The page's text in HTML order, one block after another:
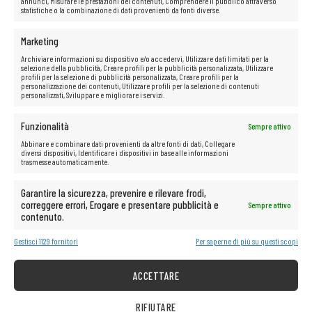
statistiche o la combinazione di dati provenienti da fonti diverse.
Marketing
Archiviare informazioni su dispositivo e/o accedervi, Utilizzare dati limitati per la
selezione della pubblicità, Creare profili per la pubblicità personalizzata, Utilizzare
profili per la selezione di pubblicità personalizzata, Creare profili per la
personalizzazione dei contenuti, Utilizzare profili per la selezione di contenuti
personalizzati, Sviluppare e migliorare i servizi.
Funzionalità
Sempre attivo
Abbinare e combinare dati provenienti da altre fonti di dati, Collegare
diversi dispositivi, Identificare i dispositivi in base alle informazioni
trasmesse automaticamente.
Garantire la sicurezza, prevenire e rilevare frodi,
correggere errori, Erogare e presentare pubblicità e
contenuto.
Sempre attivo
Gestisci 1129 fornitori Per saperne di più su questi scopi
ACCETTARE
RIFIUTARE